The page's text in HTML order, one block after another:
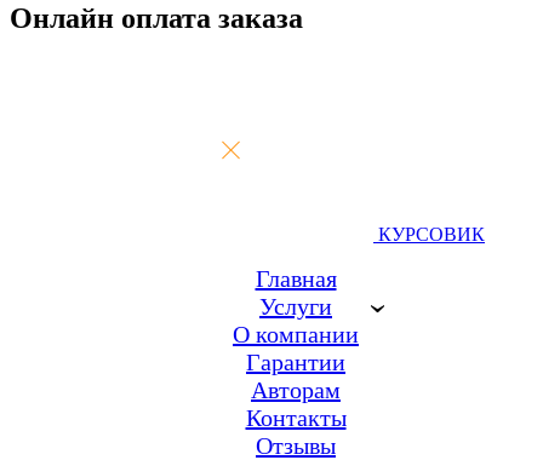
Онлайн оплата заказа
КУРСОВИК
Главная
Услуги
О компании
Гарантии
Авторам
Контакты
Отзывы